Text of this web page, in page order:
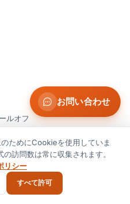
ルオフ
お問い合わせ
ためにCookieを使用していま
訪問数は常に収集されます。
リシー
すべて許可